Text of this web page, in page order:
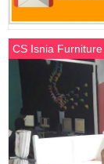
CS Isnia Furniture